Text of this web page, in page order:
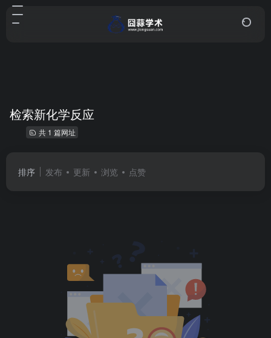
检索新化学反应
共 1 篇网址
排序 发布 更新 浏览 点赞